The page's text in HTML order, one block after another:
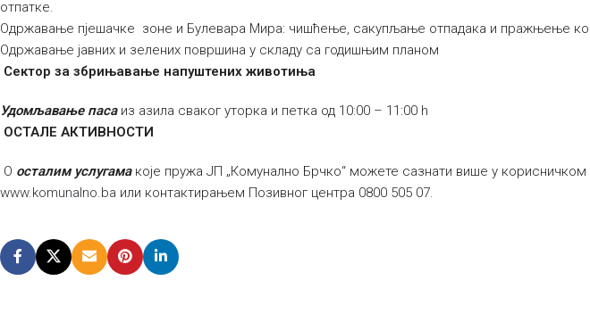
отпатке.
Одржавање пјешачке зоне и Булевара Мира: чишћење, сакупљање отпадака и пражњење
Одржавање јавних и зелених површина у складу са годишњим планом
Сектор за збрињавање напуштених животиња
Удомљавање пасаиз азила сваког уторка и петка од 10:00 – 11:00 h
ОСТАЛЕ АКТИВНОСТИ
О осталим услугамакоје пружа ЈП „Комунално Брчко“ можете сазнати више у корисничком
www.komunalno.ba или контактирањем Позивног центра 0800 505 07.